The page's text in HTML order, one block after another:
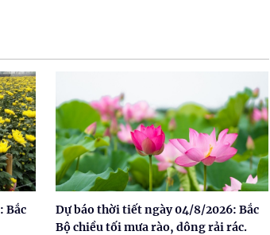
Bắc
Dự báo thời tiết ngày 04/8/2026: Bắc
Bộ chiều tối mưa rào, dông rải rác.